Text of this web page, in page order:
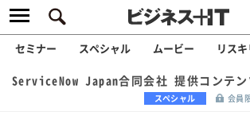
セミナー スペシャル ムービー リス
ServiceNow Japan合同会社 提供コンテン
スペシャル 会員